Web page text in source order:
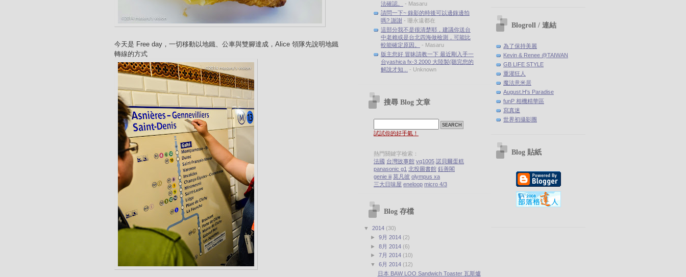
今天是 Free day，一切移動以地鐵、公車與雙腳達成，Alice 領隊先說明地鐵
轉線的方式
法確認。
- Masaru
請問一下~ 錄影的時後可以邊錄邊拍
嗎? 謝謝 - 珊永遠都在
這部分我不是很清楚耶，建議你送台
中老賴或是台北四海做檢測，可能比
較能確定原因。
- Masaru
版主您好 冒昧請教一下 最近剛入手一
台yashica fx-3 2000 大陸製(聽完您的
解說才知...
- Unknown
搜尋 Blog 文章
試試你的好手氣！
熱門關鍵字檢索：
法國 台灣故事館 vq1005 諾貝爾蛋糕
panasonic g1 北投圖書館 鈺善閣
genie iii 莫凡彼 olympus xa
三大日味屋 eneloop micro 4/3
Blog 存檔
▼ 2014 (30)
►9月 2014 (2)
►8月 2014 (6)
►7月 2014 (10)
▼6月 2014 (12)
日本 BAW LOO Sandwich Toaster 瓦斯爐
Blogroll / 連結
為了保持美麗
Kevin & Renee @TAIWAN
GB LIFE STYLE
重灌狂人
魔法意米居
August.H's Paradise
funP 相機精華區
寫真迷
世界初攝影團
Blog 貼紙